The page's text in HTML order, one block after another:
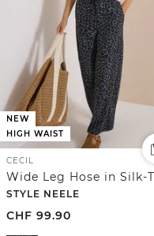
NEW
HIGH WAIST
CECIL
STYLE NEELE
CHF 99.90